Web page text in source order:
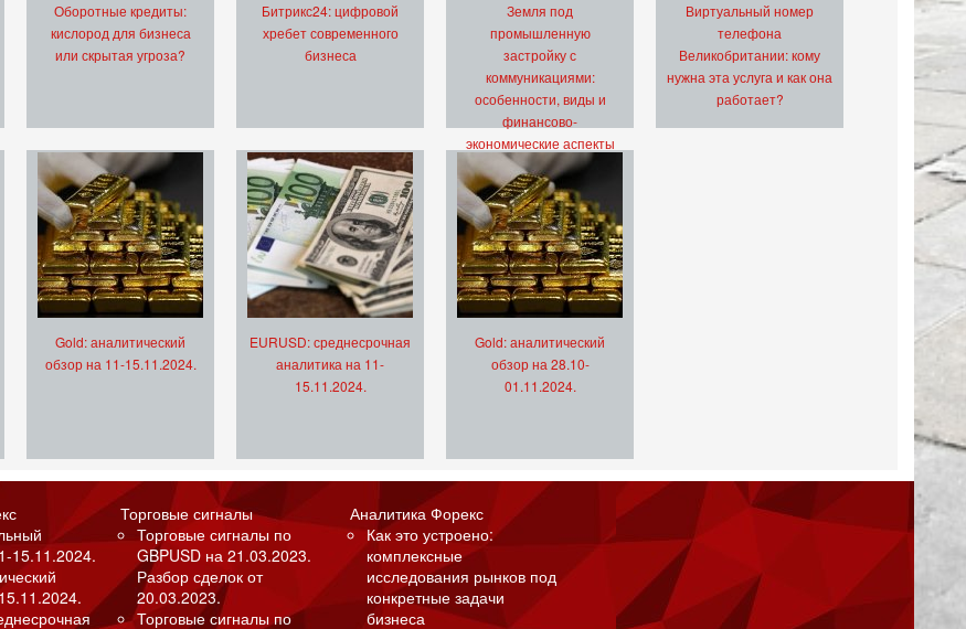
Оборотные кредиты:
кислород для бизнеса
или скрытая угроза?
Битрикс24: цифровой
хребет современного
бизнеса
Земля под
промышленную
застройку с
коммуникациями:
особенности, виды и
финансово-
экономические аспекты
Виртуальный номер
телефона
Великобритании: кому
нужна эта услуга и как она
работает?
Gold: аналитический
обзор на 11-15.11.2024.
EURUSD: среднесрочная
аналитика на 11-
15.11.2024.
Gold: аналитический
обзор на 28.10-
01.11.2024.
15.11.2024.
Торговые сигналы
Торговые сигналы по
GBPUSD на 21.03.2023.
Разбор сделок от
20.03.2023.
Торговые сигналы по
Аналитика Форекс
Как это устроено:
комплексные
исследования рынков под
конкретные задачи
бизнеса